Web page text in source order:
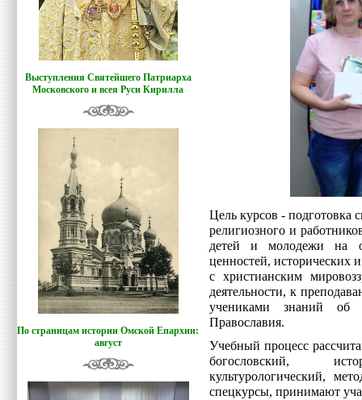
Выступления Святейшего Патриарха
Московского и всея Руси Кирилла
По страницам истории Омской Епархии:
август
Цель курсов - подготовка
религиозного и
детей и молодежи на
ценностей, исторических
с христианским
деятельности, к
учениками знаний об
Православия.
Учебный процесс
богословский,
культурологический,
спецкурсы, принимают